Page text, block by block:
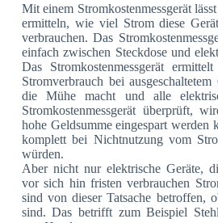
Mit einem Stromkostenmessgerät
ermitteln, wie viel Strom diese
verbrauchen. Das
einfach zwischen Steckdose und
Das Stromkostenmessgerät
Stromverbrauch bei
die Mühe macht und alle
Stromkostenmessgerät überprüft,
hohe Geldsumme eingespart werden
komplett bei Nichtnutzung vom
würden.
Aber nicht nur elektrische Geräte,
vor sich hin fristen verbrauchen
sind von dieser Tatsache betroffen,
sind. Das betrifft zum Beispiel